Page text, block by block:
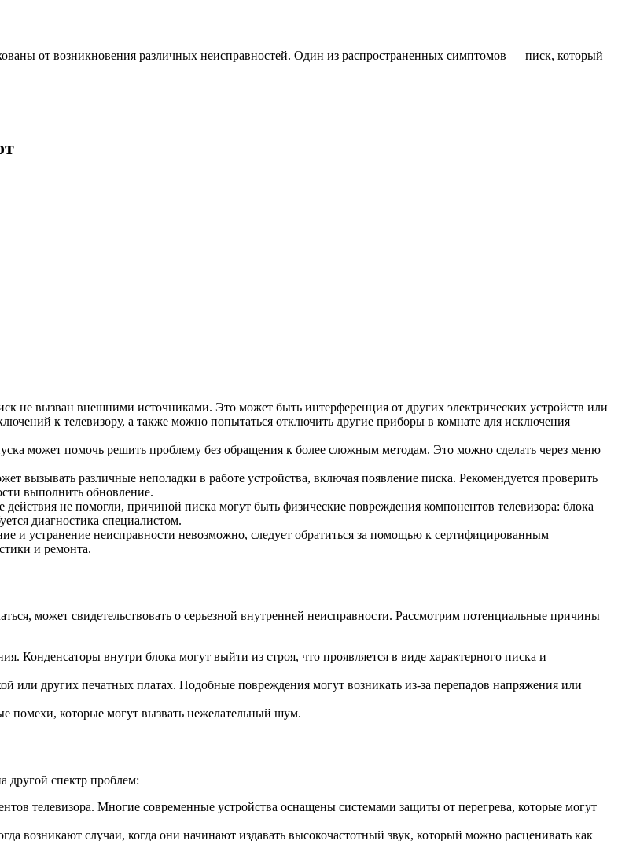
от возникновения различных неисправностей. Один из распространенных симптомов — писк, который
не вызван внешними источниками. Это может быть интерференция от других электрических устройств или
к телевизору, а также можно попытаться отключить другие приборы в комнате для исключения
может помочь решить проблему без обращения к более сложным методам. Это можно сделать через меню
вызывать различные неполадки в работе устройства, включая появление писка. Рекомендуется проверить
выполнить обновление.
не помогли, причиной писка могут быть физические повреждения компонентов телевизора: блока
диагностика специалистом.
и устранение неисправности невозможно, следует обратиться за помощью к сертифицированным
и ремонта.
может свидетельствовать о серьезной внутренней неисправности. Рассмотрим потенциальные причины
внутри блока могут выйти из строя, что проявляется в виде характерного писка и
других печатных платах. Подобные повреждения могут возникать из-за перепадов напряжения или
помехи, которые могут вызвать нежелательный шум.
другой спектр проблем:
телевизора. Многие современные устройства оснащены системами защиты от перегрева, которые могут
возникают случаи, когда они начинают издавать высокочастотный звук, который можно расценивать как